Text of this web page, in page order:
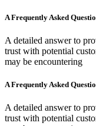
A Frequently Asked
A detailed answer to
trust with potential
may be encountering
A Frequently Asked
A detailed answer to
trust with potential